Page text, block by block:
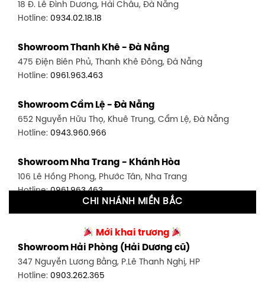
Hotline:0906.256.759
1448 Huỳnh Tấn Phát, Phú Thuận, Quận 7, TP HCM
Hotline:0946.480.580
348 Đ. Bạch Đằng, P. 14, Bình Thạnh, TP HCM
Hotline:0902.716.230
591 Hoàng Văn Thụ, P. 4, Tân Bình, TP HCM
Hotline:0906.256.759
Showroom Tân Bình 2 - TP. HCM
0986.71.8448
Showroom Thuận An - Bình Dương
66 đường DT743, An Phú, Thuận An, Bình Dương
18 Đ. Lê Đình Dương, Hải Châu, Đà Nẵng
Hotline: 0934.02.18.18
Showroom Thanh Khê - Đà Nẵng
475 Điện Biên Phủ, Thanh Khê Đông, Đà Nẵng
Hotline: 0961.963.463
Showroom Cẩm Lệ - Đà Nẵng
652 Nguyễn Hữu Thọ, Khuê Trung, Cẩm Lệ, Đà Nẵng
Hotline: 0943.960.966
Showroom Nha Trang - Khánh Hòa
106 Lê Hồng Phong, Phước Tân, Nha Trang
Hotline:0961.963.463
27-29 Nguyễn Sỹ Sách, Hưng Bình, TP Vinh, Nghệ An
Hotline:0943.960.966
Showroom Buôn Ma Thuột
CHI NHÁNH MIỀN BẮC
Mới khai trương
Showroom Hải Phòng (Hải Dương cũ)
347 Nguyễn Lương Bằng, P.Lê Thanh Nghị, HP
Hotline: 0903.262.365